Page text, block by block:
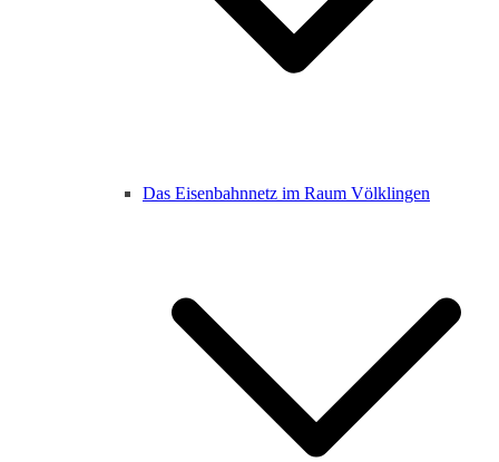
Das Eisenbahnnetz im Raum Völklingen